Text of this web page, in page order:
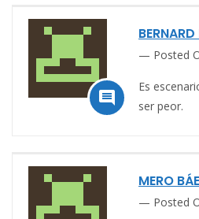

Posted
Es
ser peor.
MERO
Posted